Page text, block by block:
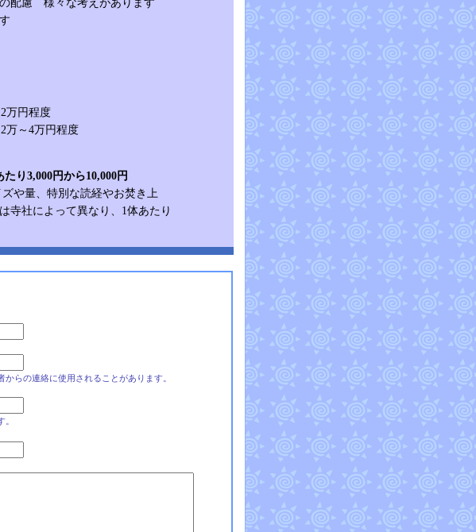
配慮 様々な考えがあります
2万円程度
2万～4万円程度
り3,000円から10,000円
や量、特別な読経やお焚き上
寺社によって異なり、1体あたり
らの連絡に使用されることがあります。